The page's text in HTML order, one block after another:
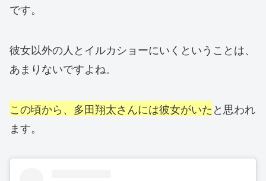
です。
彼女以外の人とイルカショーにいくということは、
あまりないですよね。
この頃から、多田翔太さんには彼女がいたと思われ
ます。